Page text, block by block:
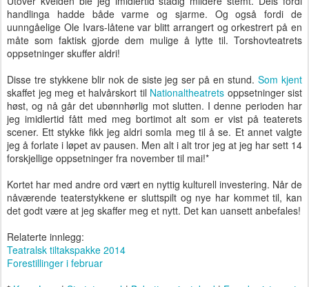
handlinga hadde både varme og sjarme. Og også fordi de
uunngåelige Ole Ivars-låtene var blitt arrangert og orkestrert på en
måte som faktisk gjorde dem mulige å lytte til. Torshovteatrets
oppsetninger skuffer aldri!
Disse tre stykkene blir nok de siste jeg ser på en stund.Som kjent
skaffet jeg meg et halvårskort til Nationaltheatrets oppsetninger sist
høst, og nå går det ubønnhørlig mot slutten. I denne perioden har
jeg imidlertid fått med meg bortimot alt som er vist på teaterets
scener. Ett stykke fikk jeg aldri somla meg til å se. Et annet valgte
jeg å forlate i løpet av pausen. Men alt i alt tror jeg at jeg har sett 14
forskjellige oppsetninger fra november til mai!*
Kortet har med andre ord vært en nyttig kulturell investering. Når de
nåværende teaterstykkene er sluttspilt og nye har kommet til, kan
det godt være at jeg skaffer meg et nytt. Det kan uansett anbefales!
Relaterte innlegg:
Teatralsk tiltakspakke 2014
Forestillinger i februar